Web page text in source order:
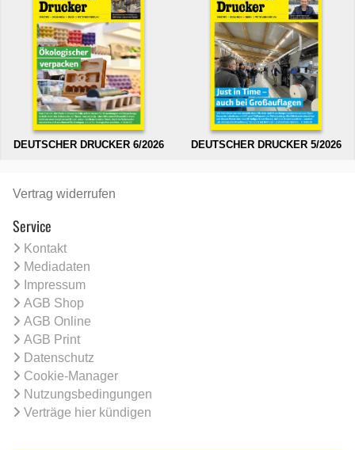
DEUTSCHER DRUCKER 6/2026 DEUTSCHER DRUCKER 5/2026
Vertrag widerrufen
Service
Kontakt
Mediadaten
Impressum
AGB Shop
AGB Online
AGB Print
Datenschutz
Cookie-Manager
Nutzungsbedingungen
Verträge hier kündigen